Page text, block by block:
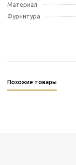
Материал
Фурнитура
Похожие товары